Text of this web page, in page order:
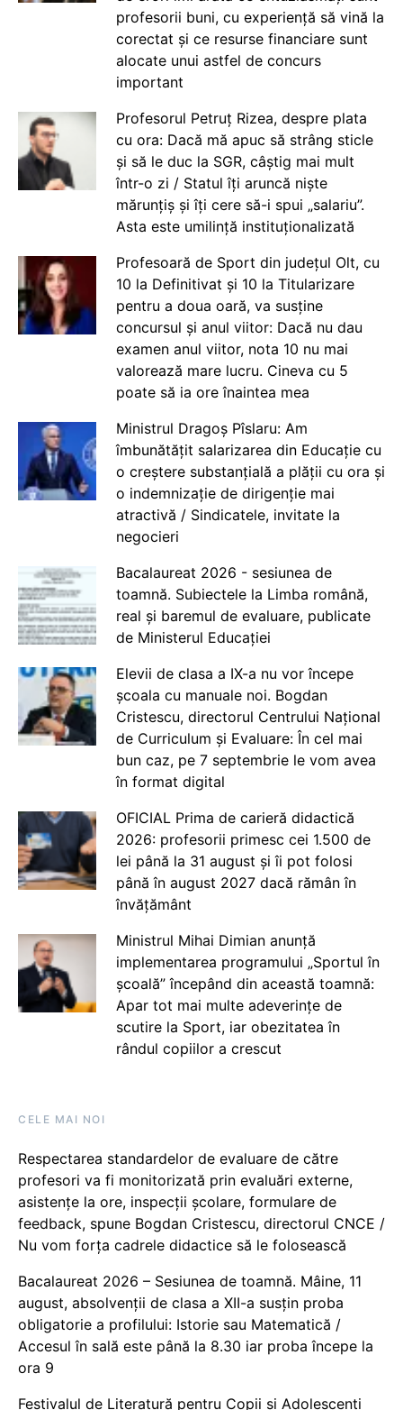
profesorii buni, cu experiență să vină la
corectat și ce resurse financiare sunt
alocate unui astfel de concurs
important
Profesorul Petruț Rizea, despre plata
cu ora: Dacă mă apuc să strâng sticle
și să le duc la SGR, câștig mai mult
într-o zi / Statul îți aruncă niște
mărunțiș și îți cere să-i spui „salariu”.
Asta este umilință instituționalizată
Profesoară de Sport din județul Olt, cu
10 la Definitivat și 10 la Titularizare
pentru a doua oară, va susține
concursul și anul viitor: Dacă nu dau
examen anul viitor, nota 10 nu mai
valorează mare lucru. Cineva cu 5
poate să ia ore înaintea mea
Ministrul Dragoș Pîslaru: Am
îmbunătățit salarizarea din Educație cu
o creștere substanțială a plății cu ora și
o indemnizație de dirigenție mai
atractivă / Sindicatele, invitate la
negocieri
Bacalaureat 2026 - sesiunea de
toamnă. Subiectele la Limba română,
real și baremul de evaluare, publicate
de Ministerul Educației
Elevii de clasa a IX-a nu vor începe
școala cu manuale noi. Bogdan
Cristescu, directorul Centrului Național
de Curriculum și Evaluare: În cel mai
bun caz, pe 7 septembrie le vom avea
în format digital
OFICIAL Prima de carieră didactică
2026: profesorii primesc cei 1.500 de
lei până la 31 august și îi pot folosi
până în august 2027 dacă rămân în
învățământ
Ministrul Mihai Dimian anunță
implementarea programului „Sportul în
școală” începând din această toamnă:
Apar tot mai multe adeverințe de
scutire la Sport, iar obezitatea în
rândul copiilor a crescut
CELE MAI NOI
Respectarea standardelor de evaluare de către
profesori va fi monitorizată prin evaluări externe,
asistențe la ore, inspecții școlare, formulare de
feedback, spune Bogdan Cristescu, directorul CNCE /
Nu vom forța cadrele didactice să le folosească
Bacalaureat 2026 – Sesiunea de toamnă. Mâine, 11
august, absolvenții de clasa a XII-a susțin proba
obligatorie a profilului: Istorie sau Matematică /
Accesul în sală este până la 8.30 iar proba începe la
ora 9
Festivalul de Literatură pentru Copii și Adolescenți